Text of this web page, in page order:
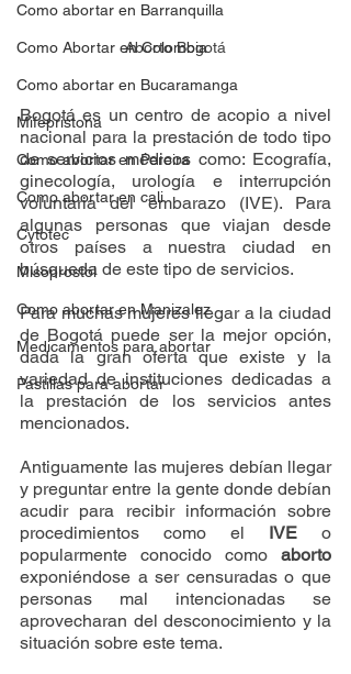
Como abortar en Barranquilla
Como Abortar en Colombia
Como abortar en Bucaramanga
Mifepristona
Como abortar en Pereira
Como abortar en cali
Cytotec
Misoprostol
Como abortar en Manizalez
Medicamentos para abortar
Pastillas para abortar
Aborto Bogotá
Bogotá es un centro de acopio a nivel
nacional para la prestación de todo tipo
de servicios médicos como: Ecografía,
ginecología, urología e interrupción
voluntaria del embarazo (IVE). Para
algunas personas que viajan desde
otros países a nuestra ciudad en
búsqueda de este tipo de servicios.
Para muchas mujeres llegar a la ciudad
de Bogotá puede ser la mejor opción,
dada la gran oferta que existe y la
variedad de instituciones dedicadas a
la prestación de los servicios antes
mencionados.
Antiguamente las mujeres debían llegar
y preguntar entre la gente donde debían
acudir para recibir información sobre
procedimientos como el IVE o
popularmente conocido como aborto
exponiéndose a ser censuradas o que
personas mal intencionadas se
aprovecharan del desconocimiento y la
situación sobre este tema.